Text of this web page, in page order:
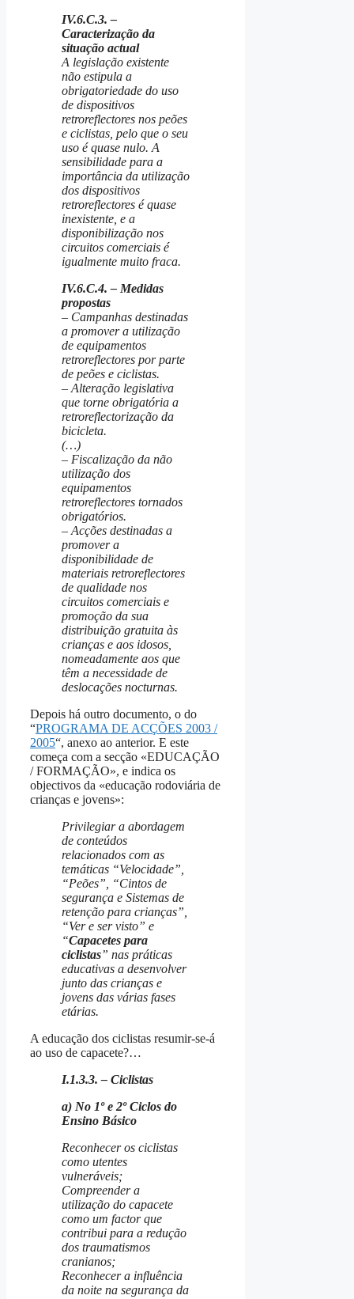
IV.6.C.3. –
Caracterização da
situação actual
A legislação existente
não estipula a
obrigatoriedade do uso
de dispositivos
retroreflectores nos peões
e ciclistas, pelo que o seu
uso é quase nulo. A
sensibilidade para a
importância da utilização
dos dispositivos
retroreflectores é quase
inexistente, e a
disponibilização nos
circuitos comerciais é
igualmente muito fraca.
IV.6.C.4. – Medidas
propostas
– Campanhas destinadas
a promover a utilização
de equipamentos
retroreflectores por parte
de peões e ciclistas.
– Alteração legislativa
que torne obrigatória a
retroreflectorização da
bicicleta.
(…)
– Fiscalização da não
utilização dos
equipamentos
retroreflectores tornados
obrigatórios.
– Acções destinadas a
promover a
disponibilidade de
materiais retroreflectores
de qualidade nos
circuitos comerciais e
promoção da sua
distribuição gratuita às
crianças e aos idosos,
nomeadamente aos que
têm a necessidade de
deslocações nocturnas.
Depois há outro documento, o do
“PROGRAMA DE ACÇÕES 2003 /
2005“, anexo ao anterior. E este
começa com a secção «EDUCAÇÃO
/ FORMAÇÃO», e indica os
objectivos da «educação rodoviária de
crianças e jovens»:
Privilegiar a abordagem
de conteúdos
relacionados com as
temáticas “Velocidade”,
“Peões”, “Cintos de
segurança e Sistemas de
retenção para crianças”,
“Ver e ser visto” e
“Capacetes para
ciclistas” nas práticas
educativas a desenvolver
junto das crianças e
jovens das várias fases
etárias.
A educação dos ciclistas resumir-se-á
ao uso de capacete?…
I.1.3.3. – Ciclistas
a) No 1º e 2º Ciclos do
Ensino Básico
Reconhecer os ciclistas
como utentes
vulneráveis;
Compreender a
utilização do capacete
como um factor que
contribui para a redução
dos traumatismos
cranianos;
Reconhecer a influência
da noite na segurança da